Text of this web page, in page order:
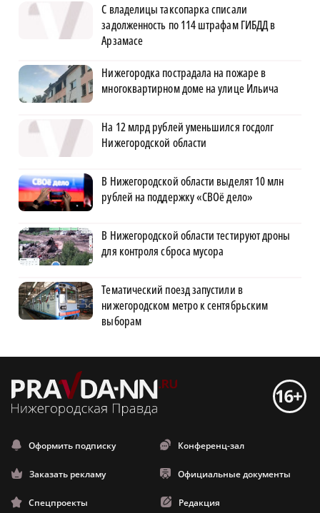
С владелицы таксопарка списали
задолженность по 114 штрафам ГИБДД в
Арзамасе
Нижегородка пострадала на пожаре в
многоквартирном доме на улице Ильича
На 12 млрд рублей уменьшился госдолг
Нижегородской области
В Нижегородской области выделят 10 млн
рублей на поддержку «СВОё дело»
В Нижегородской области тестируют дроны
для контроля сброса мусора
Тематический поезд запустили в
нижегородском метро к сентябрьским
выборам
Оформить подписку Конференц-зал
Заказать рекламу Официальные документы
Спецпроекты Редакция